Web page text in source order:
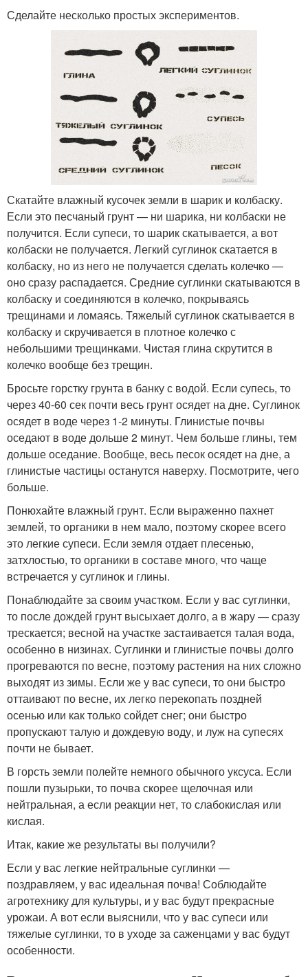
Сделайте несколько простых экспериментов.
Скатайте влажный кусочек земли в шарик и колбаску.
Если это песчаный грунт — ни шарика, ни колбаски не
получится. Если супеси, то шарик скатывается, а вот
колбаски не получается. Легкий суглинок скатается в
колбаску, но из него не получается сделать колечко —
оно сразу распадается. Средние суглинки скатываются в
колбаску и соединяются в колечко, покрываясь
трещинами и ломаясь. Тяжелый суглинок скатывается в
колбаску и скручивается в плотное колечко с
небольшими трещинками. Чистая глина скрутится в
колечко вообще без трещин.
Бросьте горстку грунта в банку с водой. Если супесь, то
через 40-60 сек почти весь грунт осядет на дне. Суглинок
осядет в воде через 1-2 минуты. Глинистые почвы
оседают в воде дольше 2 минут. Чем больше глины, тем
дольше оседание. Вообще, весь песок осядет на дне, а
глинистые частицы останутся наверху. Посмотрите, чего
больше.
Понюхайте влажный грунт. Если выраженно пахнет
землей, то органики в нем мало, поэтому скорее всего
это легкие супеси. Если земля отдает плесенью,
затхлостью, то органики в составе много, что чаще
встречается у суглинок и глины.
Понаблюдайте за своим участком. Если у вас суглинки,
то после дождей грунт высыхает долго, а в жару — сразу
трескается; весной на участке застаивается талая вода,
особенно в низинах. Суглинки и глинистые почвы долго
прогреваются по весне, поэтому растения на них сложно
выходят из зимы. Если же у вас супеси, то они быстро
оттаивают по весне, их легко перекопать поздней
осенью или как только сойдет снег; они быстро
пропускают талую и дождевую воду, и луж на супесях
почти не бывает.
В горсть земли полейте немного обычного уксуса. Если
пошли пузырьки, то почва скорее щелочная или
нейтральная, а если реакции нет, то слабокислая или
кислая.
Итак, какие же результаты вы получили?
Если у вас легкие нейтральные суглинки —
поздравляем, у вас идеальная почва! Соблюдайте
агротехнику для культуры, и у вас будут прекрасные
урожаи. А вот если выяснили, что у вас супеси или
тяжелые суглинки, то в уходе за саженцами у вас будут
особенности.